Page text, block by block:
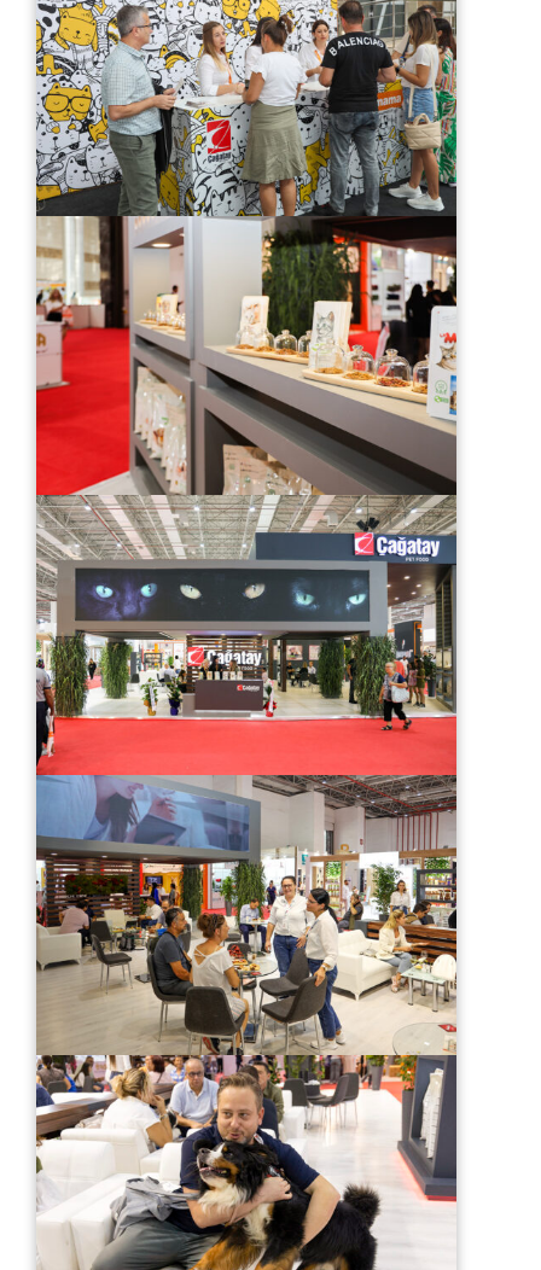
Switch The Language
Türkçe English